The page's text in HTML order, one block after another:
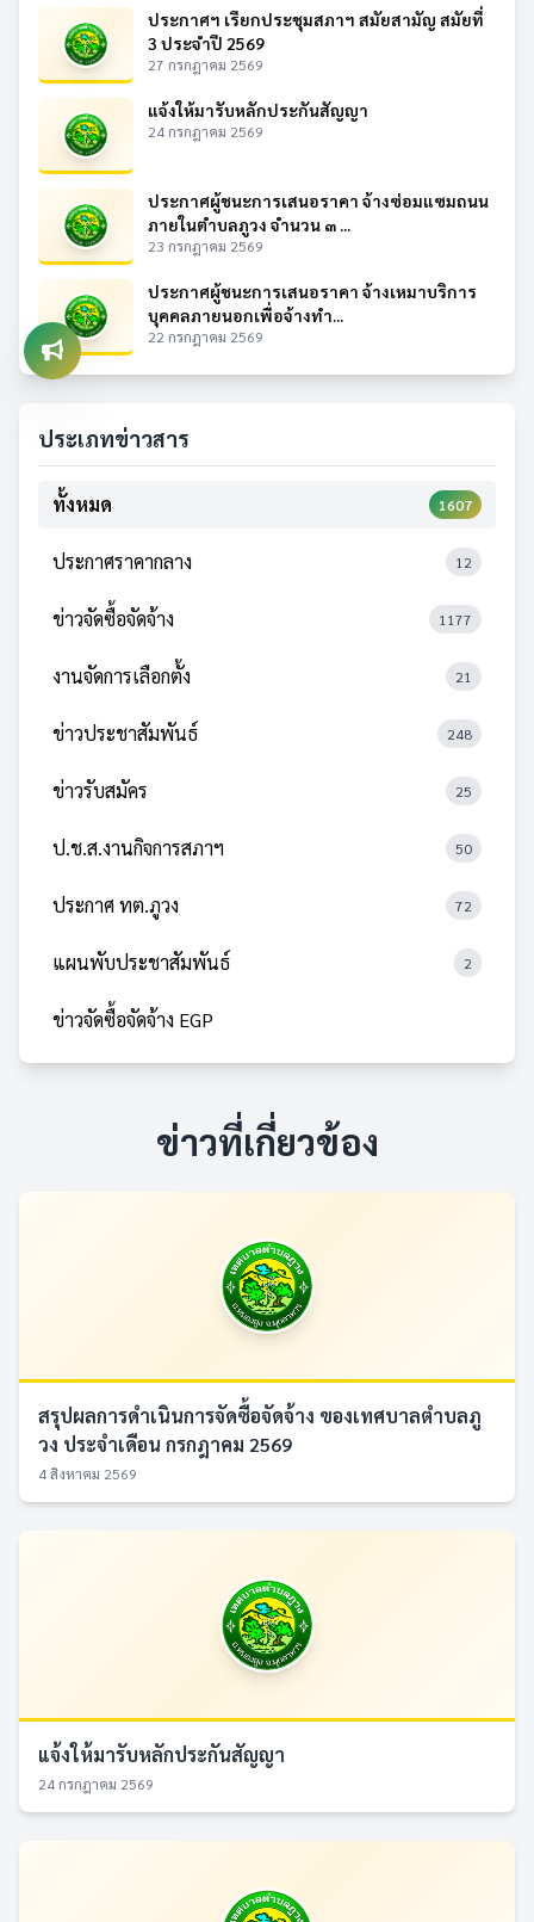
ประกาศฯ เรียกประชุมสภาฯ สมัยสามัญ สมัยที่
3 ประจำปี 2569
27 กรกฎาคม 2569
แจ้งให้มารับหลักประกันสัญญา
24 กรกฎาคม 2569
ประกาศผู้ชนะการเสนอราคา จ้างซ่อมแซมถนน
ภายในตำบลภูวง จำนวน ๓ ...
23 กรกฎาคม 2569
ประกาศผู้ชนะการเสนอราคา จ้างเหมาบริการ
บุคคลภายนอกเพื่อจ้างทำ...
22 กรกฎาคม 2569
ประเภทข่าวสาร
ทั้งหมด 1607
ประกาศราคากลาง 12
ข่าวจัดซื้อจัดจ้าง 1177
งานจัดการเลือกตั้ง 21
ข่าวประชาสัมพันธ์ 248
ข่าวรับสมัคร 25
ป.ช.ส.งานกิจการสภาฯ 50
ประกาศ ทต.ภูวง 72
แผนพับประชาสัมพันธ์ 2
ข่าวจัดซื้อจัดจ้าง EGP
ข่าวที่เกี่ยวข้อง
สรุปผลการดำเนินการจัดซื้อจัดจ้าง ของเทศบาลตำบลภู
วง ประจำเดือน กรกฎาคม 2569
4 สิงหาคม 2569
แจ้งให้มารับหลักประกันสัญญา
24 กรกฎาคม 2569